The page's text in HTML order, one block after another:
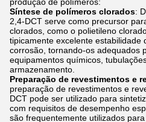
Síntese de polímeros clorados:
2,4-DCT serve como precursor
clorados, como o polietileno
tipicamente excelente estabilidade
corrosão, tornando-os adequados
equipamentos químicos,
armazenamento.
Preparação de revestimentos e
preparação de revestimentos e
DCT pode ser utilizado para
com requisitos de desempenho
são frequentemente utilizados